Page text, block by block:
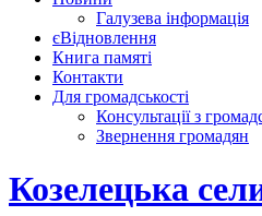
Галузева інформація
єВідновлення
Книга памяті
Контакти
Для громадськості
Консультації з
Звернення громадян
Козелецька